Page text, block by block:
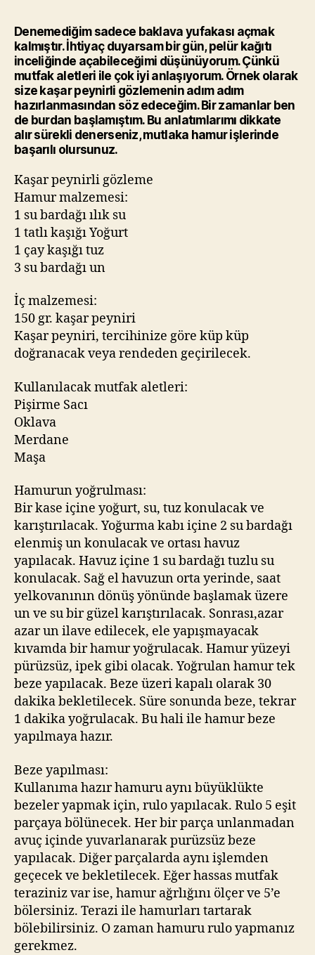
Denemediğim sadece baklava yufakası açmak
kalmıştır. İhtiyaç duyarsam bir gün, pelür kağıtı
inceliğinde açabileceğimi düşünüyorum. Çünkü
mutfak aletleri ile çok iyi anlaşıyorum. Örnek olarak
size kaşar peynirli gözlemenin adım adım
hazırlanmasından söz edeceğim. Bir zamanlar ben
de burdan başlamıştım. Bu anlatımlarımı dikkate
alır sürekli denerseniz, mutlaka hamur işlerinde
başarılı olursunuz.
Kaşar peynirli gözleme
Hamur malzemesi:
1 su bardağı ılık su
1 tatlı kaşığı Yoğurt
1 çay kaşığı tuz
3 su bardağı un
İç malzemesi:
150 gr. kaşar peyniri
Kaşar peyniri, tercihinize göre küp küp
doğranacak veya rendeden geçirilecek.
Kullanılacak mutfak aletleri:
Pişirme Sacı
Oklava
Merdane
Maşa
Hamurun yoğrulması:
Bir kase içine yoğurt, su, tuz konulacak ve
karıştırılacak. Yoğurma kabı içine 2 su bardağı
elenmiş un konulacak ve ortası havuz
yapılacak. Havuz içine 1 su bardağı tuzlu su
konulacak. Sağ el havuzun orta yerinde, saat
yelkovanının dönüş yönünde başlamak üzere
un ve su bir güzel karıştırılacak. Sonrası,azar
azar un ilave edilecek, ele yapışmayacak
kıvamda bir hamur yoğrulacak. Hamur yüzeyi
pürüzsüz, ipek gibi olacak. Yoğrulan hamur tek
beze yapılacak. Beze üzeri kapalı olarak 30
dakika bekletilecek. Süre sonunda beze, tekrar
1 dakika yoğrulacak. Bu hali ile hamur beze
yapılmaya hazır.
Beze yapılması:
Kullanıma hazır hamuru aynı büyüklükte
bezeler yapmak için, rulo yapılacak. Rulo 5 eşit
parçaya bölünecek. Her bir parça unlanmadan
avuç içinde yuvarlanarak purüzsüz beze
yapılacak. Diğer parçalarda aynı işlemden
geçecek ve bekletilecek. Eğer hassas mutfak
teraziniz var ise, hamur ağrlığını ölçer ve 5’e
bölersiniz. Terazi ile hamurları tartarak
bölebilirsiniz. O zaman hamuru rulo yapmanız
gerekmez.